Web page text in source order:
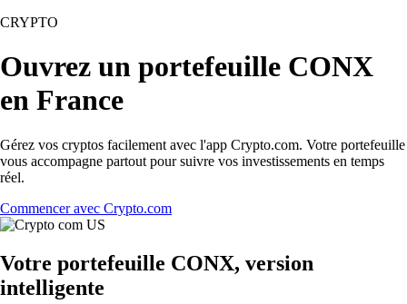
CRYPTO
Ouvrez un portefeuille CONX
en France
Gérez vos cryptos facilement avec l'app Crypto.com. Votre portefeuille
vous accompagne partout pour suivre vos investissements en temps
réel.
Commencer avec Crypto.com
Votre portefeuille CONX, version
intelligente